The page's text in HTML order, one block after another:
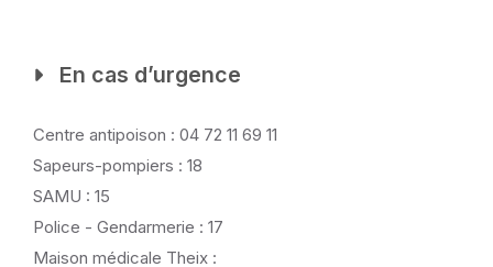
En cas d’urgence
Centre antipoison : 04 72 11 69 11
Sapeurs-pompiers : 18
SAMU : 15
Police - Gendarmerie : 17
Maison médicale Theix :